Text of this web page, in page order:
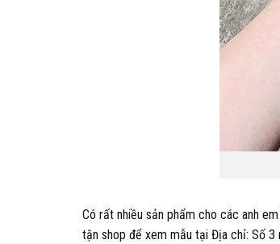
Có rất nhiều sản phẩm cho các anh
tận shop để xem mẫu tại Địa chỉ: Số